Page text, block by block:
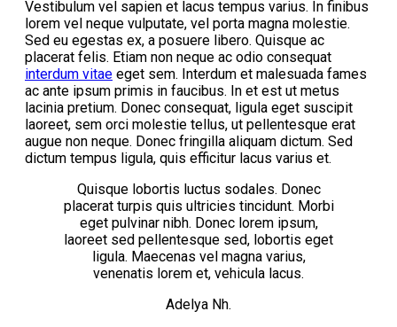
Vestibulum vel sapien et lacus tempus varius. In finibus
lorem vel neque vulputate, vel porta magna molestie.
Sed eu egestas ex, a posuere libero. Quisque ac
placerat felis. Etiam non neque ac odio consequat
interdum vitae eget sem. Interdum et malesuada fames
ac ante ipsum primis in faucibus. In et est ut metus
lacinia pretium. Donec consequat, ligula eget suscipit
laoreet, sem orci molestie tellus, ut pellentesque erat
augue non neque. Donec fringilla aliquam dictum. Sed
dictum tempus ligula, quis efficitur lacus varius et.
Quisque lobortis luctus sodales. Donec
placerat turpis quis ultricies tincidunt. Morbi
eget pulvinar nibh. Donec lorem ipsum,
laoreet sed pellentesque sed, lobortis eget
ligula. Maecenas vel magna varius,
venenatis lorem et, vehicula lacus.
Adelya Nh.